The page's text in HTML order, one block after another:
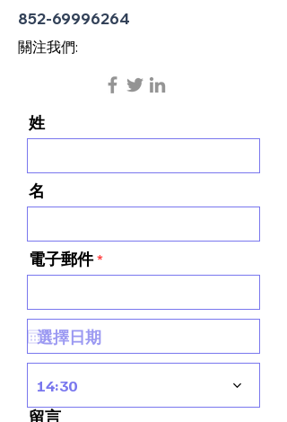
852-69996264
關注我們:
姓
名
電子郵件
14:30
留言